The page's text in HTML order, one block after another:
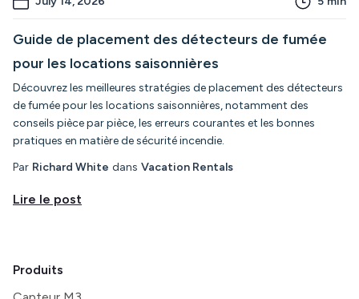
Guide de placement des détecteurs de fumée
pour les locations saisonnières
Découvrez les meilleures stratégies de placement des détecteurs
de fumée pour les locations saisonnières, notamment des
conseils pièce par pièce, les erreurs courantes et les bonnes
pratiques en matière de sécurité incendie.
Par Richard White dans Vacation Rentals
Lire le post
Produits